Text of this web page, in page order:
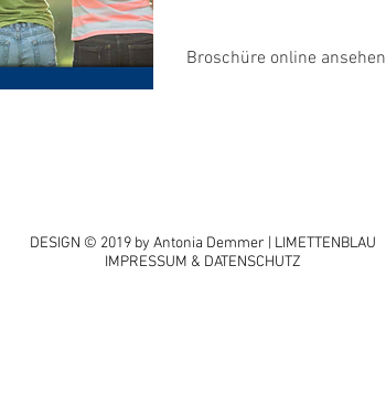
Broschüre online ansehen
DESIGN © 2019 by Antonia Demmer | LIMETTENBLAU
IMPRESSUM & DATENSCHUTZ